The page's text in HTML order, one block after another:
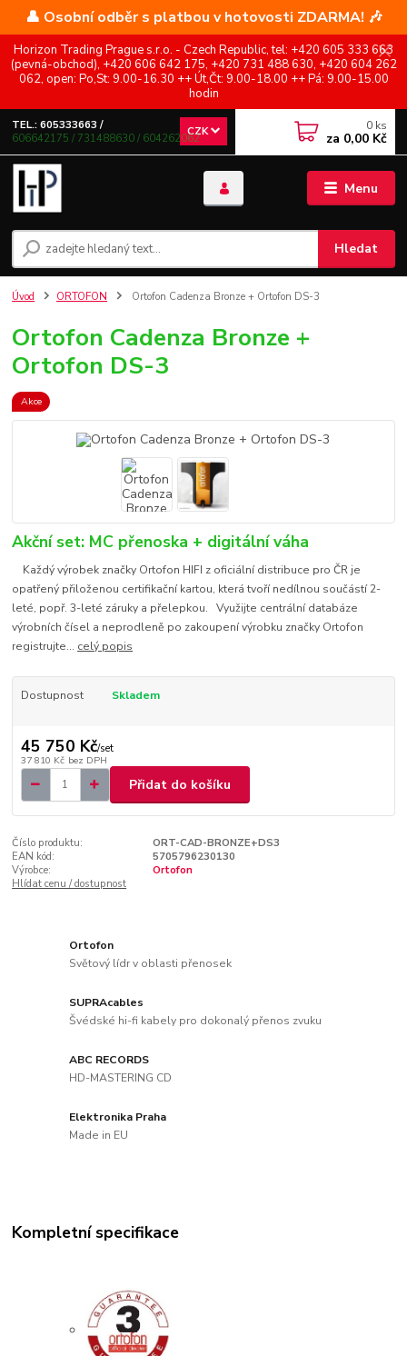
👤 Osobní odběr s platbou v hotovosti ZDARMA! 🎶
Horizon Trading Prague s.r.o. - Czech Republic, tel: +420 605 333 663
(pevná-obchod), +420 606 642 175, +420 731 488 630, +420 604 262
062, open: Po,St: 9.00-16.30 ++ Út,Čt: 9.00-18.00 ++ Pá: 9.00-15.00
hodin
Menu
CZK
Hledat
TEL.: 605333663 /
606642175 / 731488630 / 604262062
0 ks
za 0,00 Kč
Úvod ORTOFON Ortofon Cadenza Bronze + Ortofon DS-3
Ortofon Cadenza Bronze +
Ortofon DS-3
Akce
Akční set: MC přenoska + digitální váha
Každý výrobek značky Ortofon HIFI z oficiální distribuce pro ČR je
opatřený přiloženou certifikační kartou, která tvoří nedílnou součástí 2-
leté, popř. 3-leté záruky a přelepkou. Využijte centrální databáze
výrobních čísel a neprodleně po zakoupení výrobku značky Ortofon
registrujte... celý popis
Dostupnost Skladem
45 750 Kč/set
37 810 Kč bez DPH
Přidat do košíku
Číslo produktu:
ORT-CAD-BRONZE+DS3
EAN kód:
5705796230130
Výrobce:
Ortofon
Hlídat cenu / dostupnost
Ortofon
Světový lídr v oblasti přenosek
SUPRAcables
Švédské hi-fi kabely pro dokonalý přenos zvuku
ABC RECORDS
HD-MASTERING CD
Elektronika Praha
Made in EU
Kompletní specifikace